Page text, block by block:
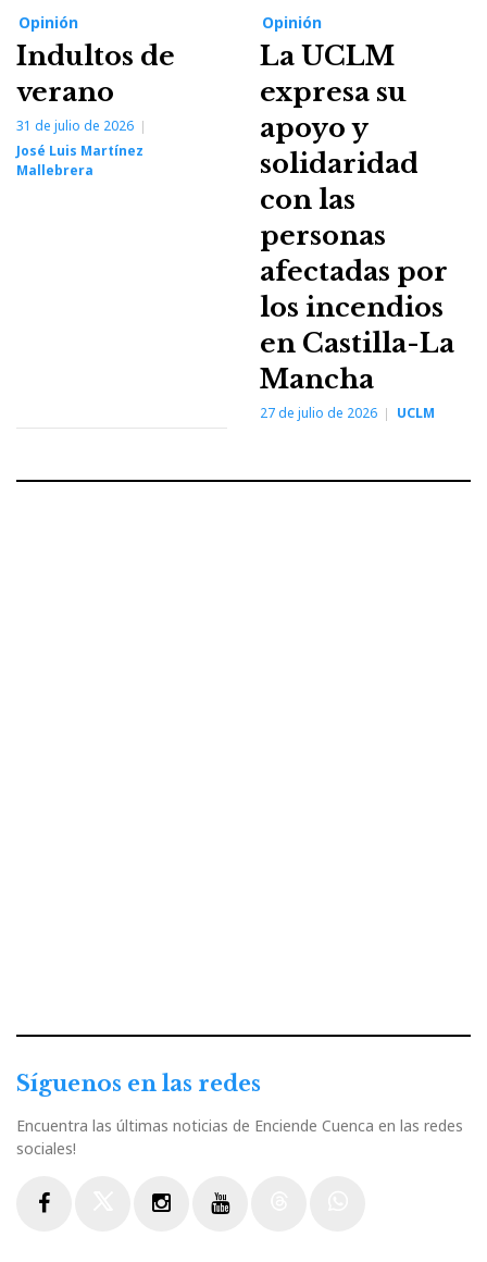
Opinión
Indultos de
verano
31 de julio de 2026
José Luis Martínez
Mallebrera
Opinión
La UCLM
expresa su
apoyo y
solidaridad
con las
personas
afectadas por
los incendios
en Castilla-La
Mancha
27 de julio de 2026 UCLM
Síguenos en las redes
Encuentra las últimas noticias de Enciende Cuenca en las redes
sociales!